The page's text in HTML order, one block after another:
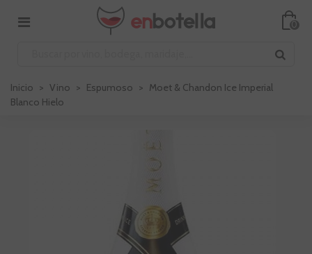
0
Inicio > Vino > Espumoso > Moet & Chandon Ice Imperial
Blanco Hielo